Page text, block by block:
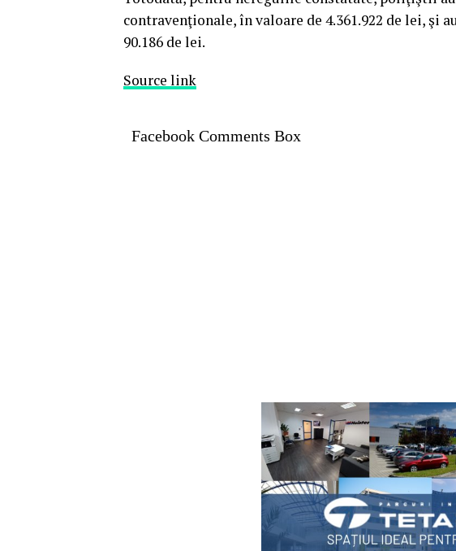
contravenţionale, în valoare de 4.361.922 de lei, şi
90.186 de lei.
Source link
Facebook Comments Box